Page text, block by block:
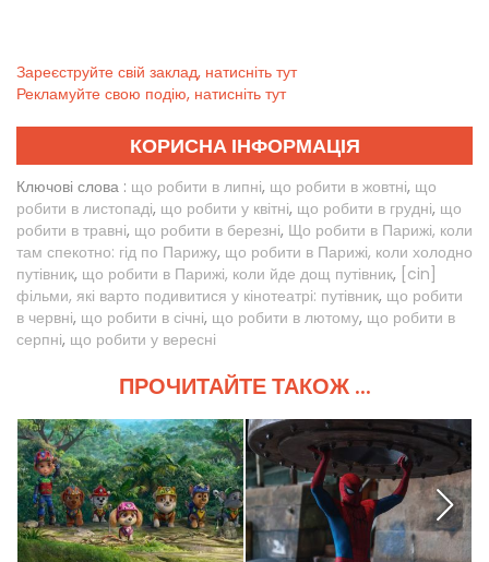
Зареєструйте свій заклад, натисніть тут
Рекламуйте свою подію, натисніть тут
КОРИСНА ІНФОРМАЦІЯ
Ключові слова : що робити в липні, що робити в жовтні, що
робити в листопаді, що робити у квітні, що робити в грудні, що
робити в травні, що робити в березні, Що робити в Парижі, коли
там спекотно: гід по Парижу, що робити в Парижі, коли холодно
путівник, що робити в Парижі, коли йде дощ путівник, [cin]
фільми, які варто подивитися у кінотеатрі: путівник, що робити
в червні, що робити в січні, що робити в лютому, що робити в
серпні, що робити у вересні
ПРОЧИТАЙТЕ ТАКОЖ ...